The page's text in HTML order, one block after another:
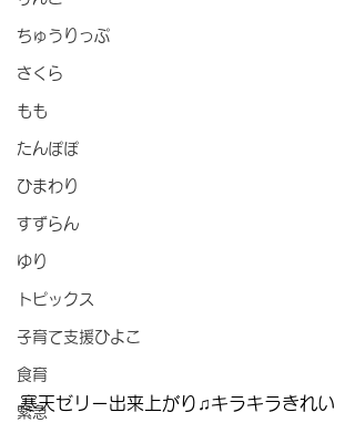
ちゅうりっぷ
さくら
もも
たんぽぽ
ひまわり
すずらん
ゆり
トピックス
子育て支援ひよこ
食育
緊急
寒天ゼリー出来上がり♫キラキラきれい